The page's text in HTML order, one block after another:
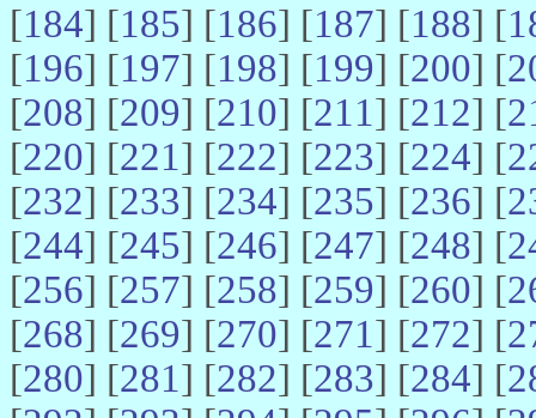
[184] [185] [186] [187] [188] [
[196] [197] [198] [199] [200] [
[208] [209] [210] [211] [212] [
[220] [221] [222] [223] [224] [
[232] [233] [234] [235] [236] [
[244] [245] [246] [247] [248] [
[256] [257] [258] [259] [260] [
[268] [269] [270] [271] [272] [
[280] [281] [282] [283] [284] [